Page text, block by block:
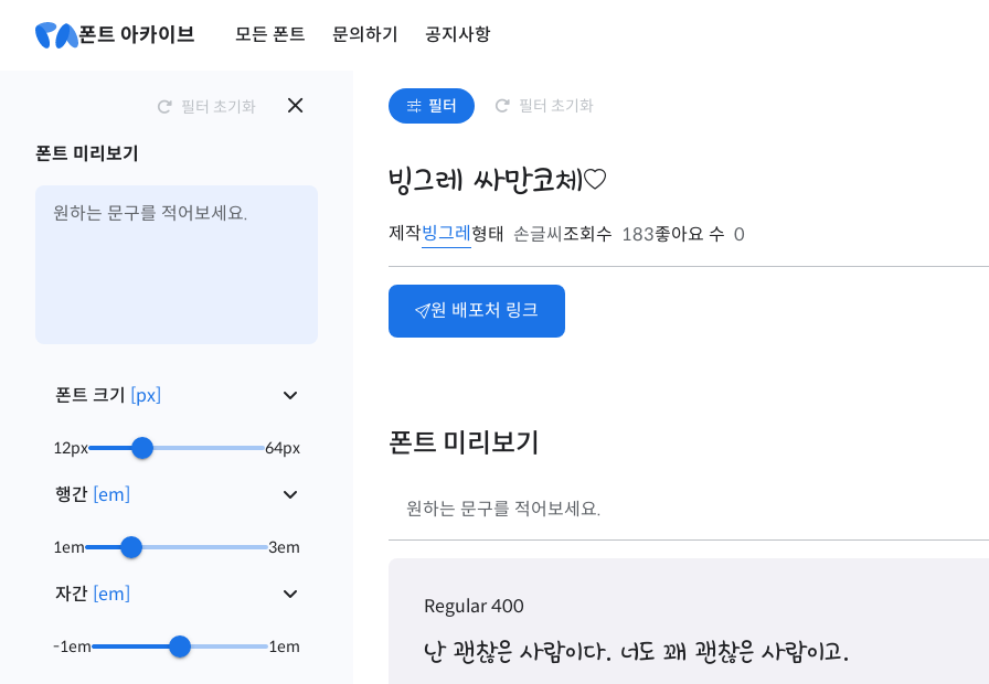
폰트 아카이브 모든 폰트 문의하기 공지사항
필터 필터 초기화
필터 초기화
폰트 미리보기
폰트 크기 [px]
12px 64px
행간 [em]
1em 3em
자간 [em]
-1em 1em
빙그레 싸만코체
제작빙그레 형태 손글씨조회수 183좋아요 수 0
원 배포처 링크
폰트 미리보기
Regular 400
난 괜찮은 사람이다. 너도 꽤 괜찮은 사람이고.